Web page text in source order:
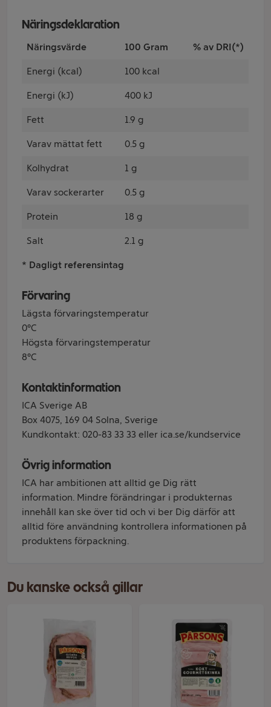
Näringsdeklaration
Näringsvärde 100 Gram % av DRI(*)
Energi (kcal) 100 kcal
Energi (kJ) 400 kJ
Fett 1.9 g
Varav mättat fett 0.5 g
Kolhydrat 1 g
Varav sockerarter 0.5 g
Protein 18 g
Salt 2.1 g
* Dagligt referensintag
Förvaring
Lägsta förvaringstemperatur
0°C
Högsta förvaringstemperatur
8°C
Kontaktinformation
ICA Sverige AB
Box 4075, 169 04 Solna, Sverige
Kundkontakt: 020-83 33 33 eller ica.se/kundservice
Övrig information
ICA har ambitionen att alltid ge Dig rätt
information. Mindre förändringar i produkternas
innehåll kan ske över tid och vi ber Dig därför att
alltid före användning kontrollera informationen på
produktens förpackning.
Du kanske också gillar